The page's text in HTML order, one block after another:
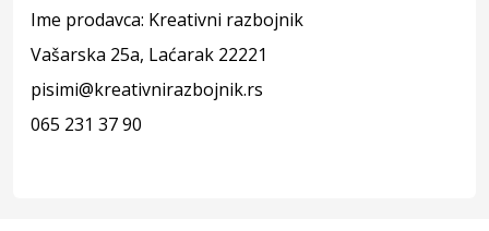
Ime prodavca: Kreativni razbojnik
Vašarska 25a, Laćarak 22221
pisimi@kreativnirazbojnik.rs
065 231 37 90